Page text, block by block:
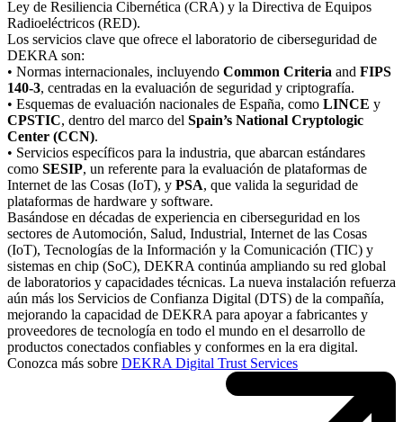
Ley de Resiliencia Cibernética (CRA) y la Directiva de Equipos
Radioeléctricos (RED).
Los servicios clave que ofrece el laboratorio de ciberseguridad de
DEKRA son:
• Normas internacionales, incluyendo Common Criteria and FIPS
140-3, centradas en la evaluación de seguridad y criptografía.
• Esquemas de evaluación nacionales de España, como LINCE y
CPSTIC, dentro del marco del Spain’s National Cryptologic
Center (CCN).
• Servicios específicos para la industria, que abarcan estándares
como SESIP, un referente para la evaluación de plataformas de
Internet de las Cosas (IoT), y PSA, que valida la seguridad de
plataformas de hardware y software.
Basándose en décadas de experiencia en ciberseguridad en los
sectores de Automoción, Salud, Industrial, Internet de las Cosas
(IoT), Tecnologías de la Información y la Comunicación (TIC) y
sistemas en chip (SoC), DEKRA continúa ampliando su red global
de laboratorios y capacidades técnicas. La nueva instalación refuerza
aún más los Servicios de Confianza Digital (DTS) de la compañía,
mejorando la capacidad de DEKRA para apoyar a fabricantes y
proveedores de tecnología en todo el mundo en el desarrollo de
productos conectados confiables y conformes en la era digital.
Conozca más sobre DEKRA Digital Trust Services